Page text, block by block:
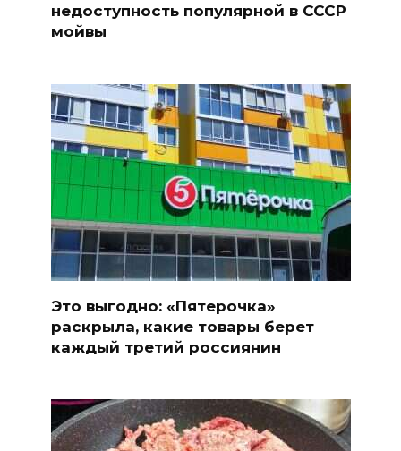
недоступность популярной в СССР
мойвы
Это выгодно: «Пятерочка»
раскрыла, какие товары берет
каждый третий россиянин